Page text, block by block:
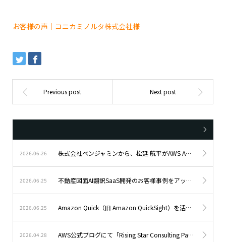
お客様の声｜コニカミノルタ株式会社様
2026.06.26 株式会社ベンジャミンから、松延 航平がAWS Ambassadorsに選出
2026.06.25 不動産図面AI翻訳SaaS開発のお客様事例をアップしました。
2026.06.25 Amazon Quick（旧 Amazon QuickSight）を活用した分析基盤構築のお客様事例をアップしました。
2026.04.28 AWS公式ブログにて「Rising Star Consulting Partner of the Year – Japan」受賞パートナーとして紹介されました